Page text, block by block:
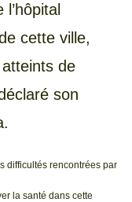
cette ville,
de
son
difficultés rencontrées par
la santé dans cette